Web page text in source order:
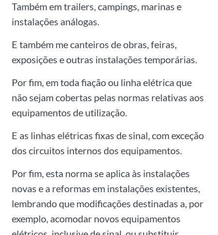
Tambémem trailers, campings, marinas e
instalações análogas.
E também me canteiros de obras, feiras,
exposições e outras instalações temporárias.
Por fim, em toda fiação ou linha elétrica que
não sejam cobertas pelas normas relativas aos
equipamentos de utilização.
E as linhas elétricas fixas de sinal, com exceção
dos circuitos internos dos equipamentos.
Por fim, esta norma se aplica às instalações
novas e a reformas em instalações existentes,
lembrando que modificações destinadas a, por
exemplo, acomodar novos equipamentos